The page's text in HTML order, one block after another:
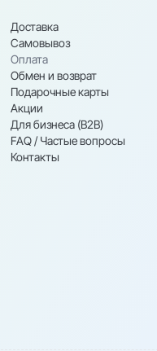
Доставка
Самовывоз
Оплата
Обмен и возврат
Подарочные карты
Акции
Для бизнеса (B2B)
FAQ / Частые вопросы
Контакты